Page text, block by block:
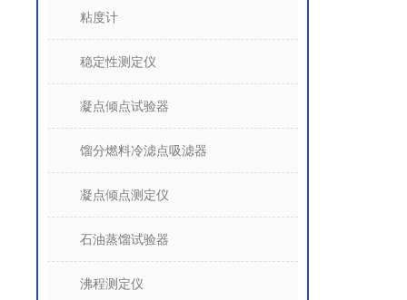
粘度计
稳定性测定仪
凝点倾点试验器
馏分燃料冷滤点吸滤器
凝点倾点测定仪
石油蒸馏试验器
沸程测定仪